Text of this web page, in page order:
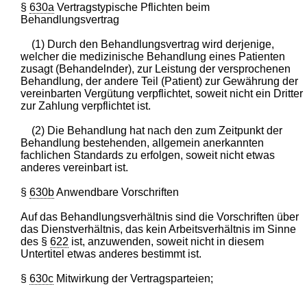
§630a Vertragstypische Pflichten beim
Behandlungsvertrag
(1) Durch den Behandlungsvertrag wird derjenige,
welcher die medizinische Behandlung eines Patienten
zusagt (Behandelnder), zur Leistung der versprochenen
Behandlung, der andere Teil (Patient) zur Gewährung der
vereinbarten Vergütung verpflichtet, soweit nicht ein Dritter
zur Zahlung verpflichtet ist.
(2) Die Behandlung hat nach den zum Zeitpunkt der
Behandlung bestehenden, allgemein anerkannten
fachlichen Standards zu erfolgen, soweit nicht etwas
anderes vereinbart ist.
§630bAnwendbare Vorschriften
Auf das Behandlungsverhältnis sind die Vorschriften über
das Dienstverhältnis, das kein Arbeitsverhältnis im Sinne
des §622 ist, anzuwenden, soweit nicht in diesem
Untertitel etwas anderes bestimmt ist.
§630c Mitwirkung der Vertragsparteien;